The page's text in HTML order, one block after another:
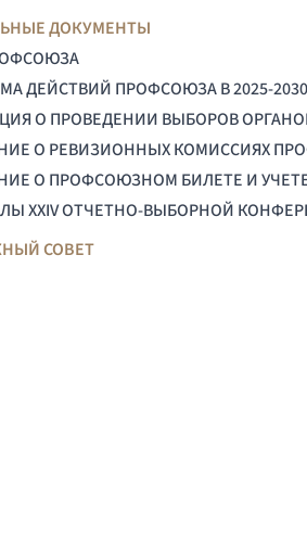
ДОКУМЕНТЫ
ДЕЙСТВИЙ ПРОФСОЮЗА В 2025-
О ПРОВЕДЕНИИ ВЫБОРОВ
О РЕВИЗИОННЫХ КОМИССИЯХ
О ПРОФСОЮЗНОМ БИЛЕТЕ И
XXIV ОТЧЕТНО-ВЫБОРНОЙ
СОВЕТ